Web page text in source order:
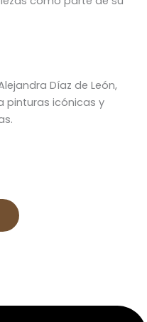
Díaz de León,
icónicas y